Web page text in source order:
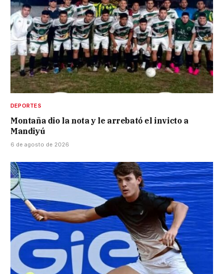
DEPORTES
Montaña dio la nota y le arrebató el invicto a
Mandiyú
6 de agosto de 2026